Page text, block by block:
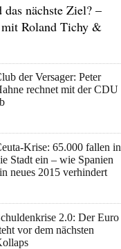
nächste Ziel? –
Roland Tichy &
der Versager: Peter
rechnet mit der CDU
Krise: 65.000 fallen in
Stadt ein – wie Spanien
neues 2015 verhindert
2.0: Der Euro
vor dem nächsten